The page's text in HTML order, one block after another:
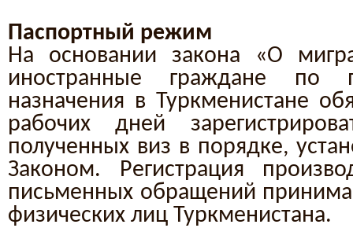
Паспортный режим
На основании закона «О
иностранные граждане по
назначения в Туркменистане
рабочих дней
полученных виз в порядке,
Законом. Регистрация
письменных обращений
физических лиц Туркменистана.